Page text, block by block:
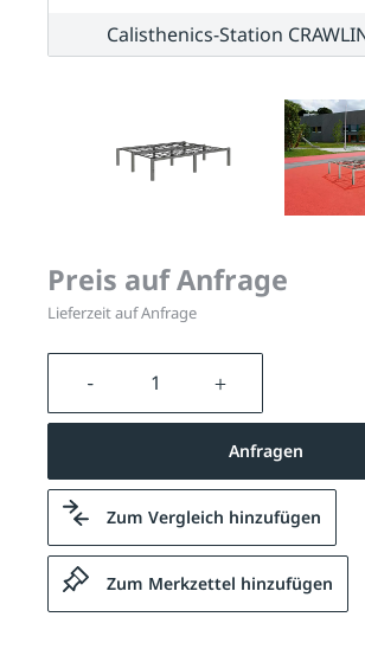
Preis auf Anfrage
Lieferzeit auf Anfrage
Produkt Anzahl: Gib den
Anfragen
Zum Vergleich hinzufügen
Zum Merkzettel hinzufügen
Calisthenics-Station